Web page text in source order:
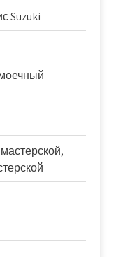
Suzuki